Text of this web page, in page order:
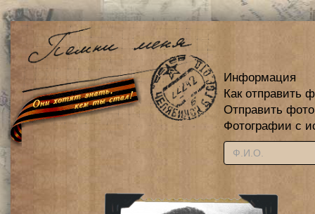
Информация
Как отправить
Отправить
Фотографии с